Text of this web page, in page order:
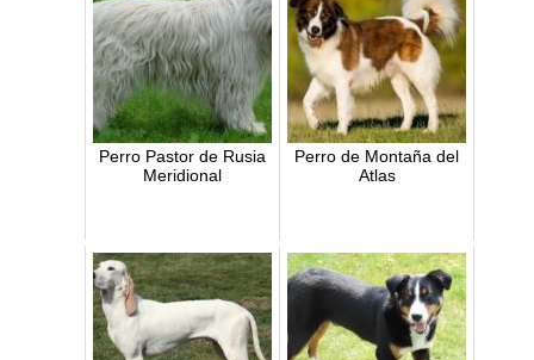
Perro Pastor de Rusia
Meridional
Perro de Montaña del
Atlas